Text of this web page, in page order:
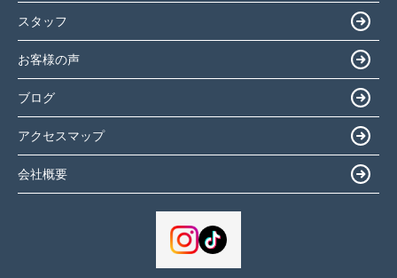
スタッフ
お客様の声
ブログ
アクセスマップ
会社概要